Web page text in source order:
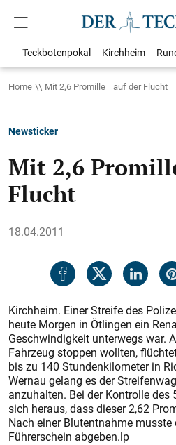
Teckbotenpokal Kirchheim
Home Mit 2,6 Promille auf der Flucht
Newsticker
Mit 2,6
Flucht
18.04.2011
Kirchheim. Einer Streife des
heute Morgen in Ötlingen ein
Geschwindigkeit unterwegs war.
Fahrzeug stoppen wollten,
bis zu 140 Stundenkilometer in
Wernau gelang es der
anzuhalten. Bei der Kontrolle des
sich heraus, dass dieser 2,62
Nach einer Blutentnahme musste
Führerschein abgeben.lp